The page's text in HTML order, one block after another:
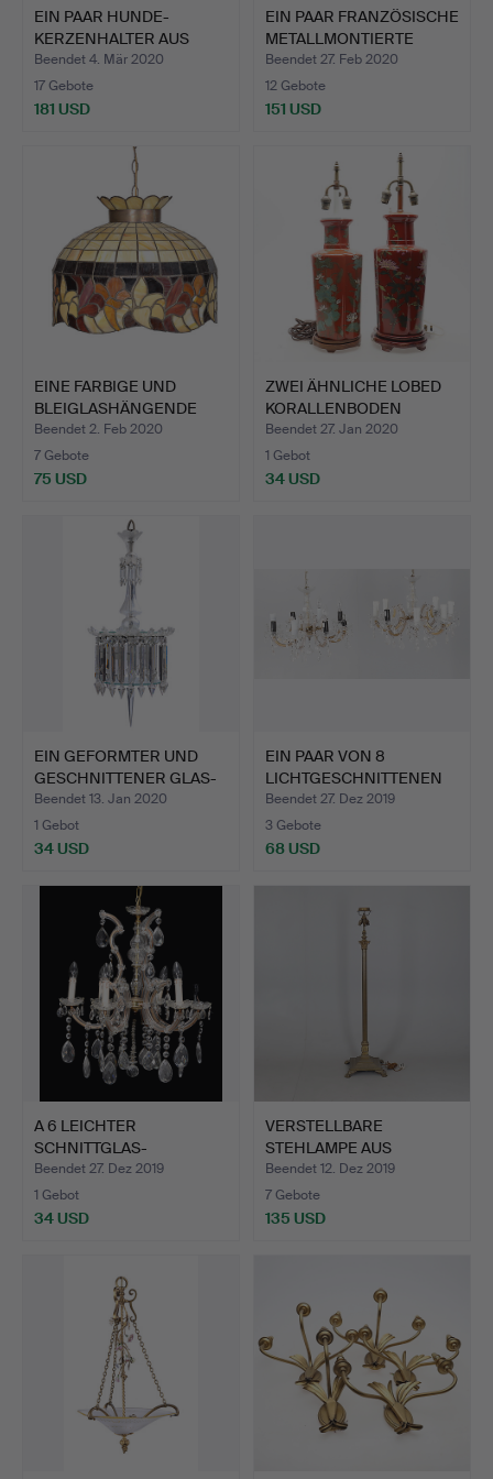
EIN PAAR HUNDE-
KERZENHALTER AUS
VERGOLDETE…
Beendet 4. Mär 2020
17 Gebote
181 USD
EIN PAAR FRANZÖSISCHE
METALLMONTIERTE
BLAU…
Beendet 27. Feb 2020
12 Gebote
151 USD
EINE FARBIGE UND
BLEIGLASHÄNGENDE
DECKENLE…
Beendet 2. Feb 2020
7 Gebote
75 USD
ZWEI ÄHNLICHE LOBED
KORALLENBODEN
TISCHLAM…
Beendet 27. Jan 2020
1 Gebot
34 USD
EIN GEFORMTER UND
GESCHNITTENER GLAS-
VIERL…
Beendet 13. Jan 2020
1 Gebot
34 USD
EIN PAAR VON 8
LICHTGESCHNITTENEN
GLASKRON…
Beendet 27. Dez 2019
3 Gebote
68 USD
A 6 LEICHTER
SCHNITTGLAS-
KRONLEUCHTER.
Beendet 27. Dez 2019
1 Gebot
34 USD
VERSTELLBARE
STEHLAMPE AUS
VIKTORIANISCHEM…
Beendet 12. Dez 2019
7 Gebote
135 USD